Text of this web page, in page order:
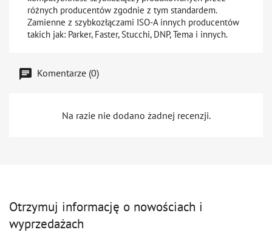
różnych producentów zgodnie z tym standardem.
Zamienne z szybkozłączami ISO-A innych producentów
takich jak: Parker, Faster, Stucchi, DNP, Tema i innych.
Komentarze (0)
Na razie nie dodano żadnej recenzji.
Otrzymuj informację o nowościach i
wyprzedażach